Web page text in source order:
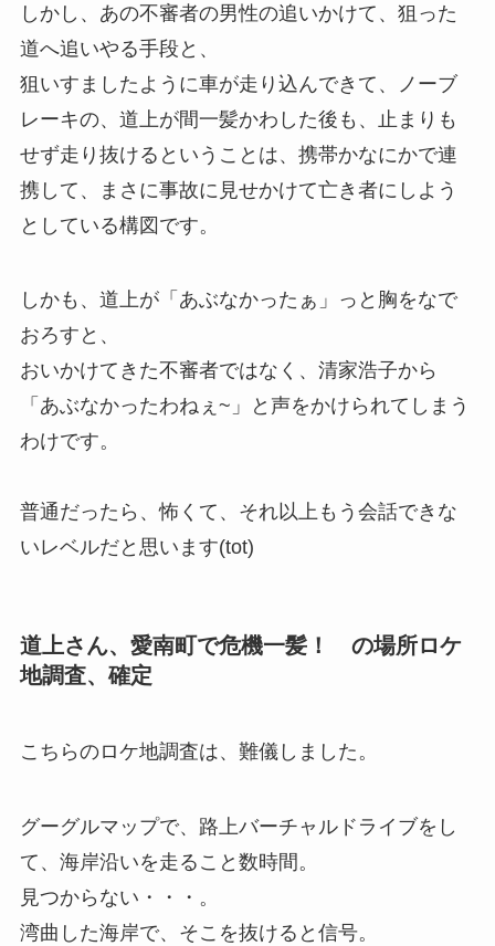
しかし、あの不審者の男性の追いかけて、狙った
道へ追いやる手段と、
狙いすましたように車が走り込んできて、ノーブ
レーキの、道上が間一髪かわした後も、止まりも
せず走り抜けるということは、携帯かなにかで連
携して、まさに事故に見せかけて亡き者にしよう
としている構図です。
しかも、道上が「あぶなかったぁ」っと胸をなで
おろすと、
おいかけてきた不審者ではなく、清家浩子から
「あぶなかったわねぇ~」と声をかけられてしまう
わけです。
普通だったら、怖くて、それ以上もう会話できな
いレベルだと思います(tot)
道上さん、愛南町で危機一髪！ の場所ロケ
地調査、確定
こちらのロケ地調査は、難儀しました。
グーグルマップで、路上バーチャルドライブをし
て、海岸沿いを走ること数時間。
見つからない・・・。
湾曲した海岸で、そこを抜けると信号。